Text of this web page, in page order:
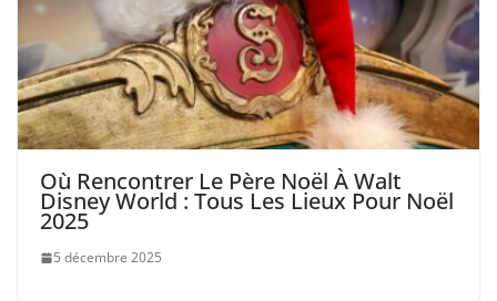
Où Rencontrer Le Père Noël À Walt
Disney World : Tous Les Lieux Pour Noël
2025
5 décembre 2025